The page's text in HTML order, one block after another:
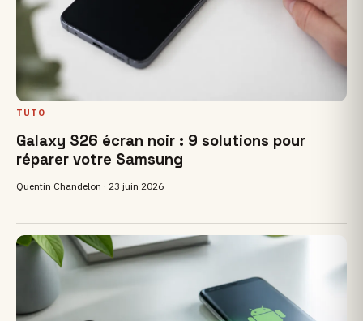
TUTO
Galaxy S26 écran noir : 9 solutions pour
réparer votre Samsung
Quentin Chandelon ·23 juin 2026